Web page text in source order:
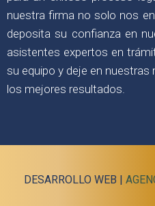
nuestra firma no solo nos
deposita su confianza en
asistentes expertos en
su equipo y deje en
los mejores resultados.
DESARROLLO WEB |